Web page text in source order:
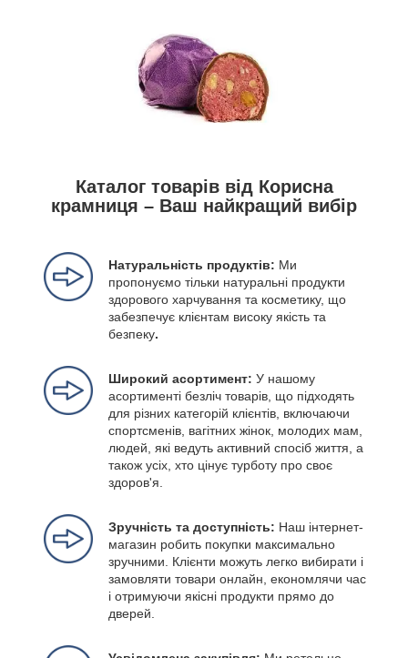
Каталог товарів від Корисна
крамниця – Ваш найкращий вибір
Натуральність продуктів: Ми
пропонуємо тільки натуральні продукти
здорового харчування та косметику, що
забезпечує клієнтам високу якість та
безпеку.
Широкий асортимент: У нашому
асортименті безліч товарів, що підходять
для різних категорій клієнтів, включаючи
спортсменів, вагітних жінок, молодих мам,
людей, які ведуть активний спосіб життя, а
також усіх, хто цінує турботу про своє
здоров'я.
Зручність та доступність: Наш інтернет-
магазин робить покупки максимально
зручними. Клієнти можуть легко вибирати і
замовляти товари онлайн, економлячи час
і отримуючи якісні продукти прямо до
дверей.